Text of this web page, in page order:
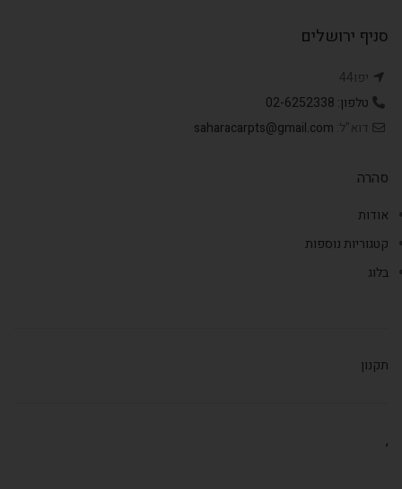
סניף ירושלים
יפו44
טלפון: 02-6252338
דוא"ל: saharacarpts@gmail.com
סהרה
אודות
קטגוריות נוספות
בלוג
תקנון
,